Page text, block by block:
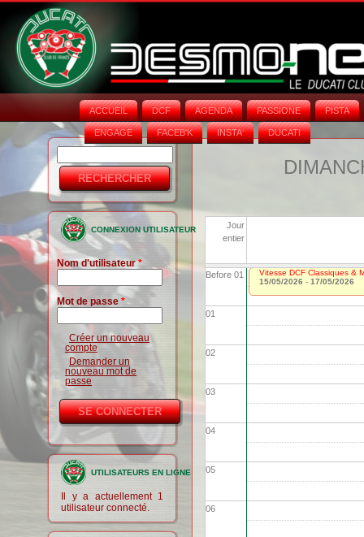
ACCUEIL DCF AGENDA PASSIONE PISTA
ENGAGE FACEB'K INSTA‘ DUCATI
Formulaire
de
recherche
CONNEXION UTILISATEUR
Nom d'utilisateur*
Mot de passe *
Créer un nouveau
compte
Demander un
nouveau mot de
passe
UTILISATEURS EN LIGNE
Il y a actuellement 1
utilisateur connecté.
Jour
entier
Before 01
01
02
03
04
05
06
Vitesse DCF Classiques &
15/05/2026 - 17/05/2026